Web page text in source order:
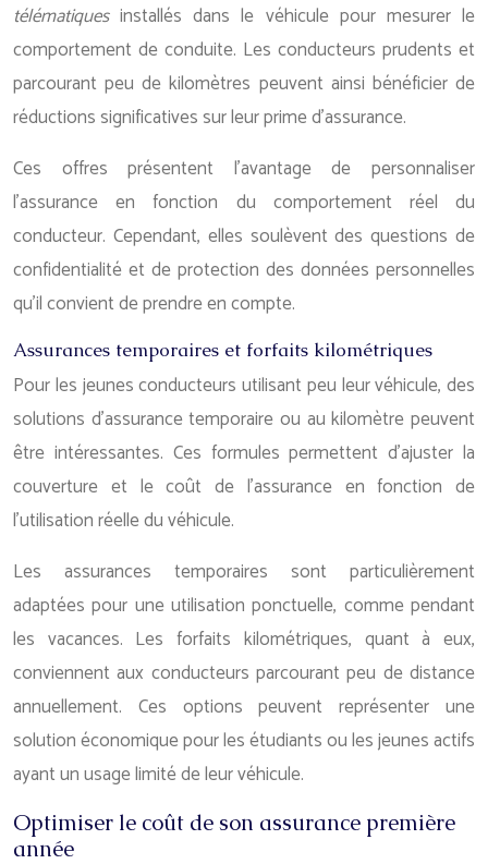
télématiquesinstallés dans le véhicule pour mesurer le
comportement de conduite. Les conducteurs prudents et
parcourant peu de kilomètres peuvent ainsi bénéficier de
réductions significatives sur leur prime d’assurance.
Ces offres présentent l’avantage de personnaliser
l’assurance en fonction du comportement réel du
conducteur. Cependant, elles soulèvent des questions de
confidentialité et de protection des données personnelles
qu’il convient de prendre en compte.
Assurances temporaires et forfaits kilométriques
Pour les jeunes conducteurs utilisant peu leur véhicule, des
solutions d’assurance temporaire ou au kilomètre peuvent
être intéressantes. Ces formules permettent d’ajuster la
couverture et le coût de l’assurance en fonction de
l’utilisation réelle du véhicule.
Les assurances temporaires sont particulièrement
adaptées pour une utilisation ponctuelle, comme pendant
les vacances. Les forfaits kilométriques, quant à eux,
conviennent aux conducteurs parcourant peu de distance
annuellement. Ces options peuvent représenter une
solution économique pour les étudiants ou les jeunes actifs
ayant un usage limité de leur véhicule.
Optimiser le coût de son assurance première
année